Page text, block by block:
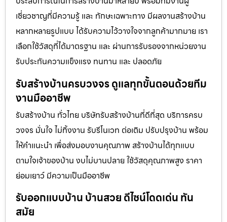
เชี่ยวชาญที่มีความรู้ และ ทักษะเฉพาะทาง มีผลงานสร้างบ้าน
หลากหลายรูปแบบ ได้รับความไว้วางใจจากลูกค้ามากมาย เรา
เลือกใช้วัสดุที่ได้มาตรฐาน และ ผ่านการรับรองจากหน่วยงาน
รับประกันความแข็งแรง ทนทาน และ ปลอดภัย
รับสร้างบ้านครบวงจร ดูแลทุกขั้นตอนด้วยทีม
งานมืออาชีพ
รับสร้างบ้าน ทั่วไทย บริษัทรับสร้างบ้านที่ดีที่สุด บริการครบ
วงจร มั่นใจ ไม่ทิ้งงาน รับรีโนเวท ต่อเติม ปรับปรุงบ้าน พร้อม
ให้คำแนะนำ เพื่อส่งมอบงานคุณภาพ สร้างบ้านได้ทุกแบบ
ตามใจเจ้าของบ้าน งบไม่บานปลาย ใช้วัสดุคุณภาพสูง ราคา
ย่อมเยาว์ มีความเป็นมืออาชีพ
รับออกแบบบ้าน บ้านสวย ดีไซน์โดดเด่น ทัน
สมัย